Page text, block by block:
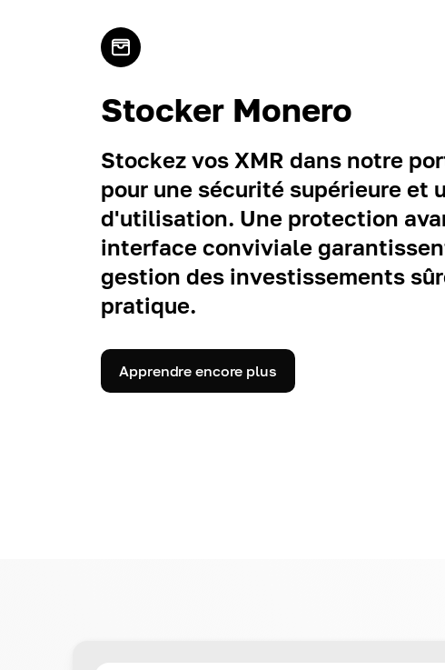
Stocker Monero
Stockez vos XMR dans notre
pour une sécurité supérieure et
d'utilisation. Une protection
interface conviviale
gestion des investissements
pratique.
Apprendre encore plus